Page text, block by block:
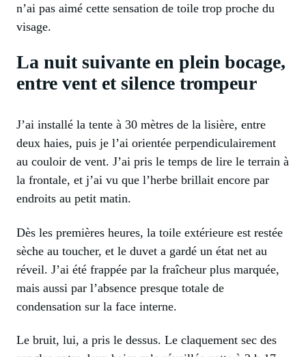
n’ai pas aimé cette sensation de toile trop proche du
visage.
La nuit suivante en plein bocage,
entre vent et silence trompeur
J’ai installé la tente à 30 mètres de la lisière, entre
deux haies, puis je l’ai orientée perpendiculairement
au couloir de vent. J’ai pris le temps de lire le terrain à
la frontale, et j’ai vu que l’herbe brillait encore par
endroits au petit matin.
Dès les premières heures, la toile extérieure est restée
sèche au toucher, et le duvet a gardé un état net au
réveil. J’ai été frappée par la fraîcheur plus marquée,
mais aussi par l’absence presque totale de
condensation sur la face interne.
Le bruit, lui, a pris le dessus. Le claquement sec des